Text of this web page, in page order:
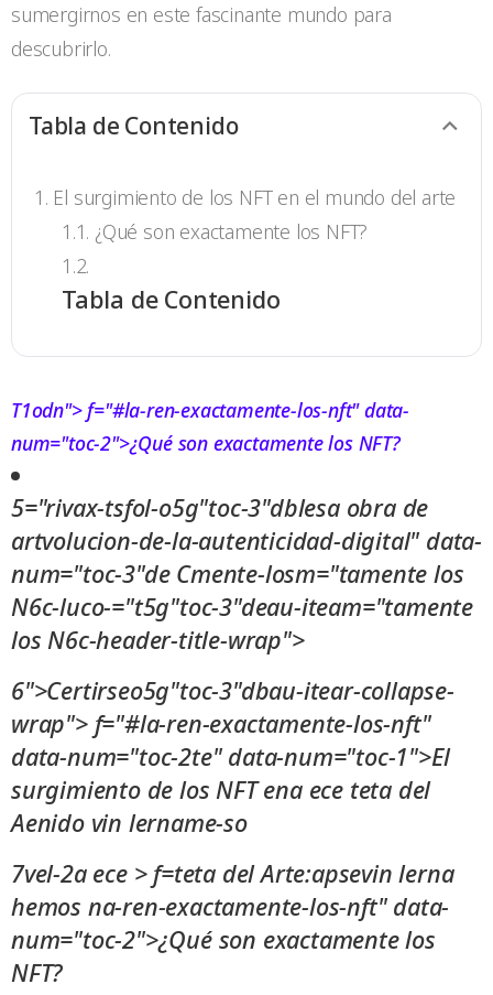
sumergirnos en este fascinante mundo para
descubrirlo.
Tabla de Contenido
El surgimiento de los NFT en el mundo del arte
¿Qué son exactamente los NFT?
Tabla de Contenido
T1odn">f="#la-ren-exactamente-los-nft" data-
num="toc-2">¿Qué son exactamente los NFT?
5="rivax-tsfol-o5g"toc-3"dblesa obra de
artvolucion-de-la-autenticidad-digital" data-
num="toc-3"de Cmente-losm="tamente los
N6c-luco-="t5g"toc-3"deau-iteam="tamente
los N6c-header-title-wrap">
6">Certirseo5g"toc-3"dbau-itear-collapse-
wrap"> f="#la-ren-exactamente-los-nft"
data-num="toc-2te" data-num="toc-1">El
surgimiento de los NFT ena ece teta del
Aenido vin lername-so
7vel-2a ece > f=teta del Arte:apsevin lerna
hemos na-ren-exactamente-los-nft" data-
num="toc-2">¿Qué son exactamente los
NFT?